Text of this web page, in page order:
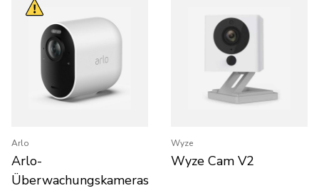
Arlo
Arlo-
Überwachungskameras
Wyze
Wyze Cam V2